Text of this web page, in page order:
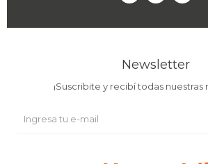
Newsletter
¡Suscribite y recibí todas nuestras